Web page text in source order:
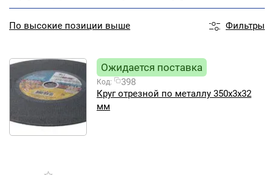
По высокие позиции выше Фильтры
Ожидается поставка
Код:
398
Круг отрезной по металлу 350х3х32
мм